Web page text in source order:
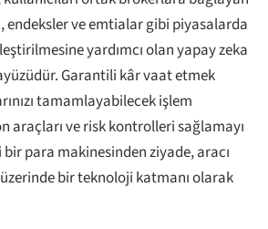
endeksler ve emtialar gibi piyasalarda
yardımcı olan yapay zeka
Garantili kâr vaat etmek
tamamlayabilecek işlem
araçları ve risk kontrolleri sağlamayı
para makinesinden ziyade, aracı
bir teknoloji katmanı olarak